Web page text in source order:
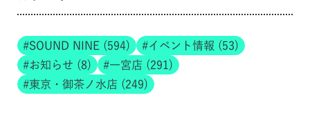
SOUND NINE (594)
イベント情報 (53)
お知らせ (8)
一宮店 (291)
東京・御茶ノ水店 (249)